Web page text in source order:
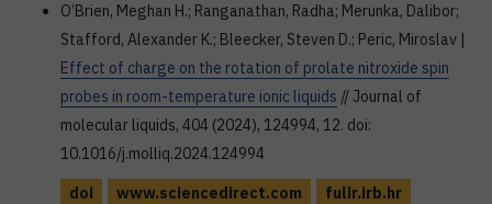
O’Brien, Meghan H.; Ranganathan, Radha; Merunka, Dalibor;
Stafford, Alexander K.; Bleecker, Steven D.; Peric, Miroslav |
Effect of charge on the rotation of prolate nitroxide spin
probes in room-temperature ionic liquids // Journal of
molecular liquids, 404 (2024), 124994, 12. doi:
10.1016/j.molliq.2024.124994
doi
www.sciencedirect.com
fulir.irb.hr